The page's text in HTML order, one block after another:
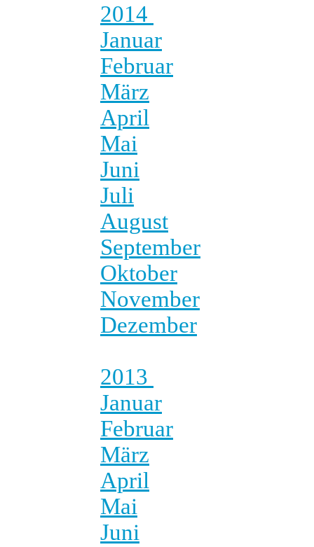
2014
Januar
Februar
März
April
Mai
Juni
Juli
August
September
Oktober
November
Dezember
2013
Januar
Februar
März
April
Mai
Juni